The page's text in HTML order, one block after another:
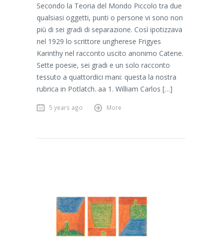
Secondo la Teoria del Mondo Piccolo tra due
qualsiasi oggetti, punti o persone vi sono non
più di sei gradi di separazione. Così ipotizzava
nel 1929 lo scrittore ungherese Frigyes
Karinthy nel racconto uscito anonimo Catene.
Sette poesie, sei gradi e un solo racconto
tessuto a quattordici mani: questa la nostra
rubrica in Potlatch. aa 1. William Carlos […]
5 years ago More